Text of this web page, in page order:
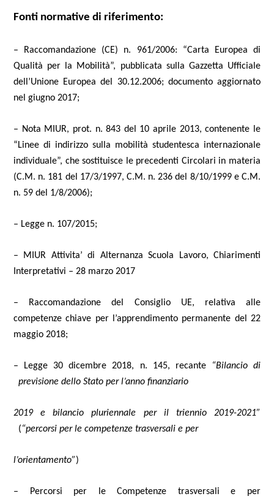
Fonti normative di riferimento:
– Raccomandazione (CE) n. 961/2006: “Carta Europea di
Qualità per la Mobilità”, pubblicata sulla Gazzetta Ufficiale
dell’Unione Europea del 30.12.2006; documento aggiornato
nel giugno 2017;
– Nota MIUR, prot. n. 843 del 10 aprile 2013, contenente le
“Linee di indirizzo sulla mobilità studentesca internazionale
individuale”, che sostituisce le precedenti Circolari in materia
(C.M. n. 181 del 17/3/1997, C.M. n. 236 del 8/10/1999 e C.M.
n. 59 del 1/8/2006);
– Legge n. 107/2015;
– MIUR Attivita’ di Alternanza Scuola Lavoro, Chiarimenti
Interpretativi – 28 marzo 2017
– Raccomandazione del Consiglio UE, relativa alle
competenze chiave per l’apprendimento permanente del 22
maggio 2018;
– Legge 30 dicembre 2018, n. 145, recante
“Bilancio di
previsione dello Stato per l’anno finanziario
2019 e bilancio pluriennale per il triennio 2019-2021”
(“percorsi per le competenze trasversali e per
l’orientamento”)
– Percorsi per le Competenze trasversali e per